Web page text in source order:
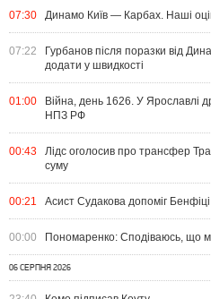
07:30 Динамо Київ — Карбах. Наші
07:22
Гурбанов після поразки від
додати у швидкості
01:00
Війна, день 1626. У Ярославлі
НПЗ РФ
00:43
Лідс оголосив про трансфер
суму
00:21 Асист Судакова допоміг
00:00 Пономаренко: Сподіваюсь, що
06 СЕРПНЯ 2026